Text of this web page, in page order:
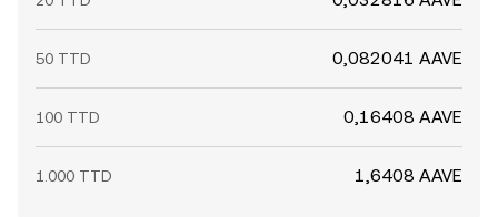
50 TTD 0,082041 AAVE
100 TTD 0,16408 AAVE
1.000 TTD 1,6408 AAVE